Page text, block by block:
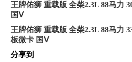
王牌佑狮 重载版 全柴2.3L 88马力
国Ⅴ
王牌佑狮 重载版 全柴2.3L 88马力
板微卡 国Ⅴ
分享到